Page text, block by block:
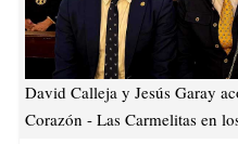
David Calleja y Jesús Garay
Corazón - Las Carmelitas en